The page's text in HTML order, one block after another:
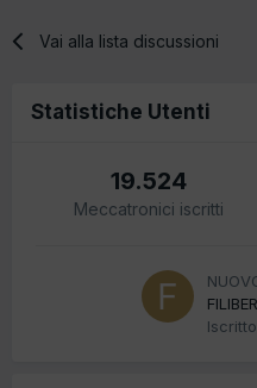
Vai alla lista discussioni
Statistiche Utenti
19.524
Meccatronici iscritti
Iscritto